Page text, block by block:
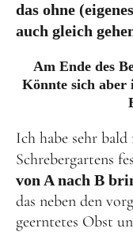
das ohne
auch gleich
Am Ende des
Könnte sich aber
Ich habe sehr bald
Schrebergartens
von A nach B
das neben den
geerntetes Obst